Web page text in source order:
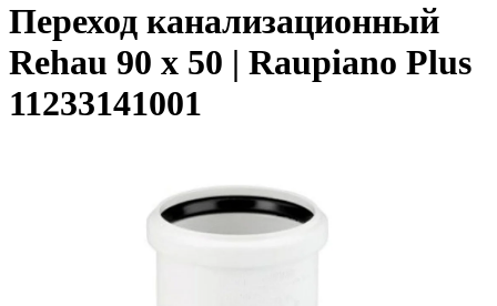
Переход канализационный
Rehau 90 х 50 | Raupiano Plus
11233141001